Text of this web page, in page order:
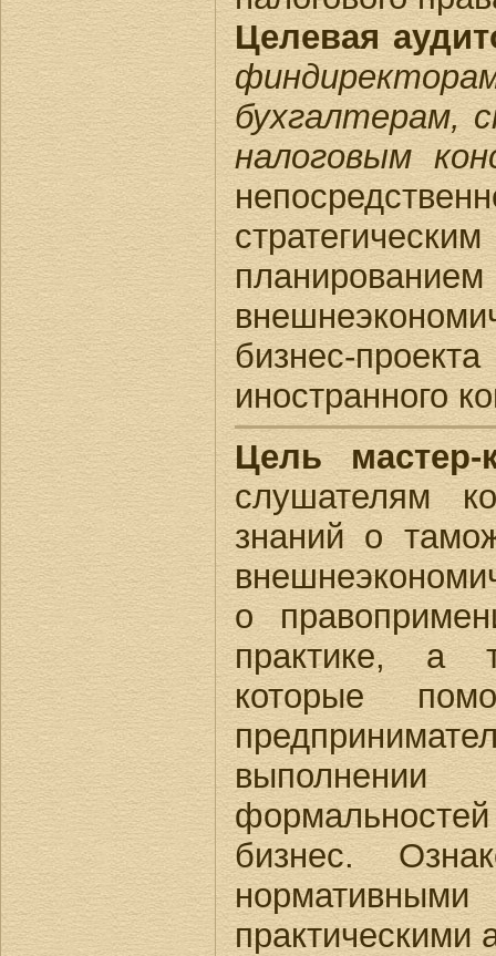
Целевая
бухгалтерам,
налоговым
бизнес-
иностранного
Цель мастер-
слушателям
знаний о
о
практике, а
которые
бизнес.
практическими